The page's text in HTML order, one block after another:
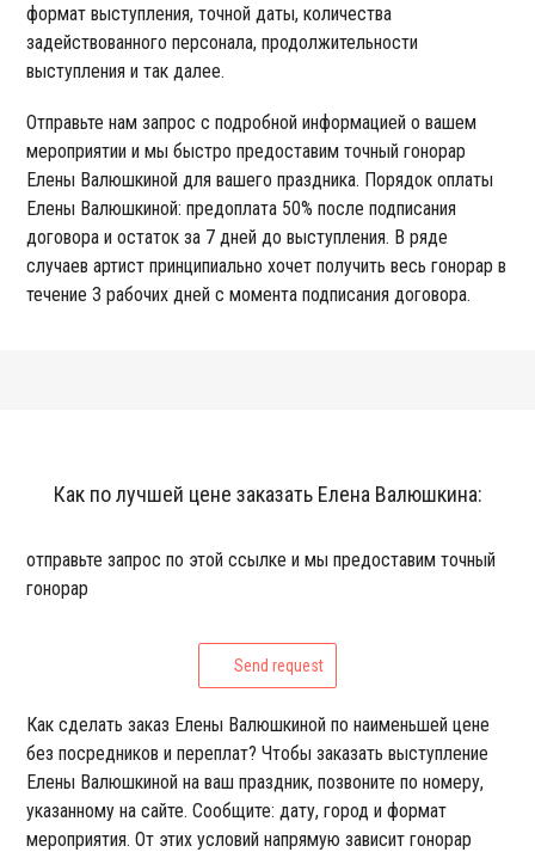
формат выступления, точной даты, количества
задействованного персонала, продолжительности
выступления и так далее.
Отправьте нам запрос с подробной информацией о вашем
мероприятии и мы быстро предоставим точный гонорар
Елены Валюшкиной для вашего праздника. Порядок оплаты
Елены Валюшкиной: предоплата 50% после подписания
договора и остаток за 7 дней до выступления. В ряде
случаев артист принципиально хочет получить весь гонорар в
течение 3 рабочих дней с момента подписания договора.
Как по лучшей цене заказать Елена Валюшкина:
отправьте запрос по этой ссылке и мы предоставим точный
гонорар
Send request
Как сделать заказ Елены Валюшкиной по наименьшей цене
без посредников и переплат? Чтобы заказать выступление
Елены Валюшкиной на ваш праздник, позвоните по номеру,
указанному на сайте. Сообщите: дату, город и формат
мероприятия. От этих условий напрямую зависит гонорар